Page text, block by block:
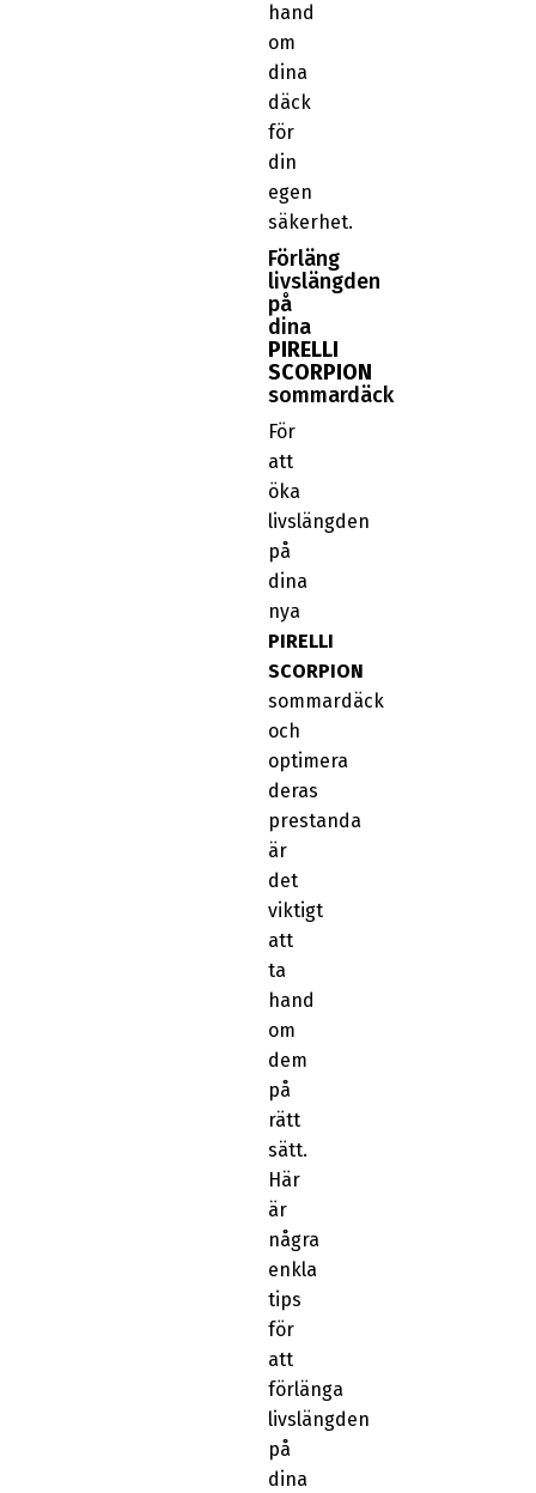
hand
om
dina
däck
för
din
egen
säkerhet.
Förläng
livslängden
på
dina
PIRELLI
SCORPION
sommardäck
För
att
öka
livslängden
på
dina
nya
PIRELLI
SCORPION
sommardäck
och
optimera
deras
prestanda
är
det
viktigt
att
ta
hand
om
dem
på
rätt
sätt.
Här
är
några
enkla
tips
för
att
förlänga
livslängden
på
dina